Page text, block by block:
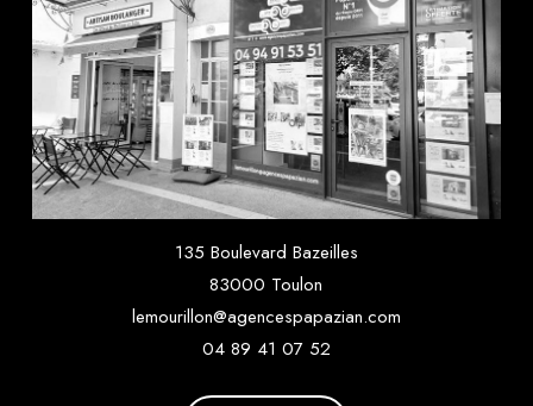
135 Boulevard Bazeilles
83000 Toulon
lemourillon@agencespapazian.com
04 89 41 07 52